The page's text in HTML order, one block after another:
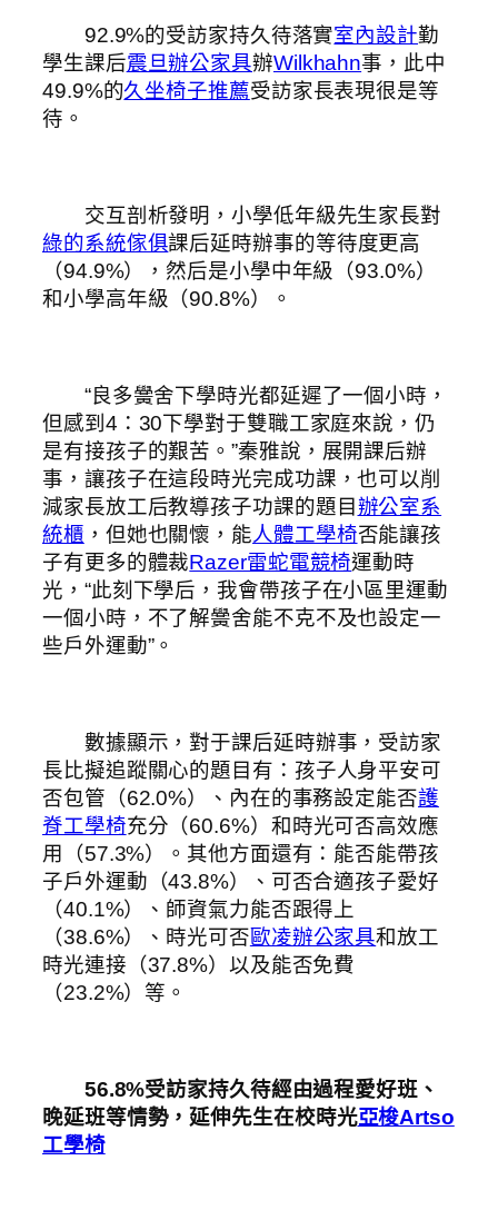
92.9%的受訪家持久待落實室內設計勤
學生課后震旦辦公家具辦Wilkhahn事，此中
49.9%的久坐椅子推薦受訪家長表現很是等
待。
交互剖析發明，小學低年級先生家長對
綠的系統傢俱課后延時辦事的等待度更高
（94.9%），然后是小學中年級（93.0%）
和小學高年級（90.8%）。
“良多黌舍下學時光都延遲了一個小時，
但感到4：30下學對于雙職工家庭來說，仍
是有接孩子的艱苦。”秦雅說，展開課后辦
事，讓孩子在這段時光完成功課，也可以削
減家長放工后教導孩子功課的題目 辦公室系
統櫃 ，但她也關懷，能人體工學椅否能讓孩
子有更多的體裁Razer雷蛇電競椅運動時
光，“此刻下學后，我會帶孩子在小區里運動
一個小時，不了解黌舍能不克不及也設定一
些戶外運動”。
數據顯示，對于課后延時辦事，受訪家
長比擬追蹤關心的題目有：孩子人身平安可
否包管（62.0%）、內在的事務設定能否護
脊工學椅充分（60.6%）和時光可否高效應
用（57.3%）。其他方面還有：能否能帶孩
子戶外運動（43.8%）、可否合適孩子愛好
（40.1%）、師資氣力能否跟得上
（38.6%）、時光可否歐凌辦公家具和放工
時光連接（37.8%）以及能否免費
（23.2%）等。
56.8%受訪家持久待經由過程愛好班、
晚延班等情勢，延伸先生在校時光亞梭Artso
工學椅